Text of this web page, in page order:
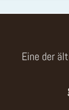
Eine der